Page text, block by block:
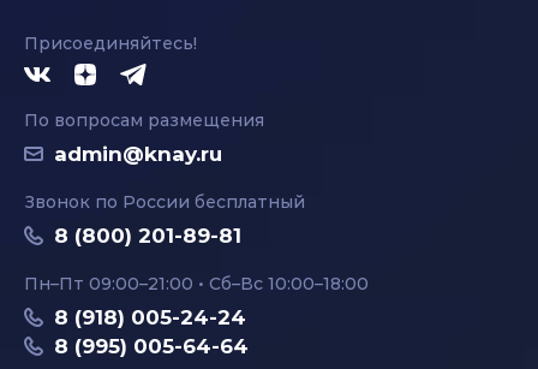
Присоединяйтесь!
По вопросам размещения
admin@knay.ru
Звонок по России бесплатный
8 (800) 201-89-81
Пн–Пт 09:00–21:00 • Сб–Вс 10:00–18:00
8 (918) 005-24-24
8 (995) 005-64-64